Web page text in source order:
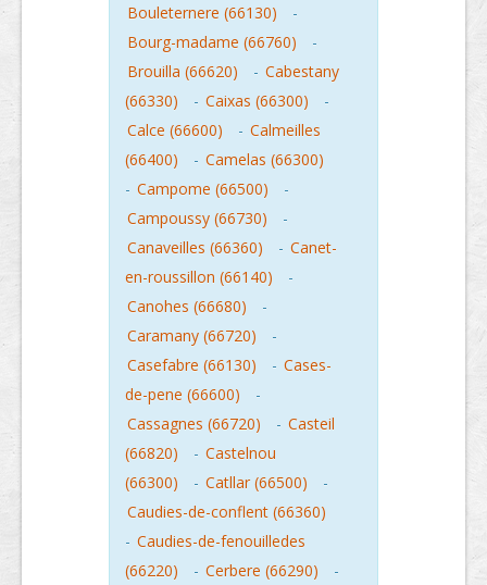
Bouleternere (66130)
-
Bourg-madame (66760)
-
Brouilla (66620)
- Cabestany
(66330)
- Caixas (66300)
-
Calce (66600)
- Calmeilles
(66400)
- Camelas (66300)
- Campome (66500)
-
Campoussy (66730)
-
Canaveilles (66360)
- Canet-
en-roussillon (66140)
-
Canohes (66680)
-
Caramany (66720)
-
Casefabre (66130)
- Cases-
de-pene (66600)
-
Cassagnes (66720)
- Casteil
(66820)
- Castelnou
(66300)
- Catllar (66500)
-
Caudies-de-conflent (66360)
- Caudies-de-fenouilledes
(66220)
- Cerbere (66290)
-